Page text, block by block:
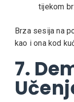
tijekom
Brza sesija na
kao i ona kod
7.